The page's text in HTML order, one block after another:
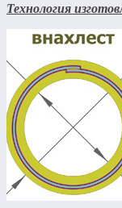
Технология